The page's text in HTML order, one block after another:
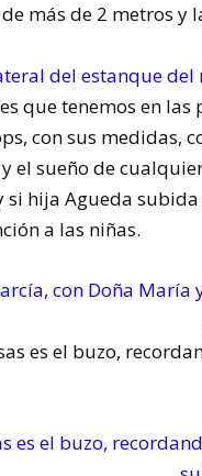
más de 2 metros y
que tenemos en las
con sus medidas,
el sueño de
si hija Agueda
a las niñas.
es el buzo,